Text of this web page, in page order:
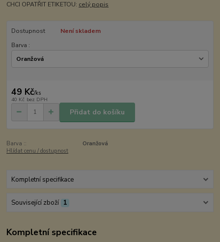
CHCI OPATŘIT ETIKETOU: celý popis
Dostupnost
Není skladem
Barva :
49 Kč/ks
40 Kč bez DPH
Přidat do košíku
Barva ::
Oranžová
Hlídat cenu / dostupnost
Kompletní specifikace
Související zboží 1
Kompletní specifikace